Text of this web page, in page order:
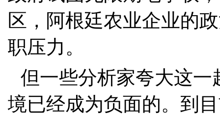
区，阿根廷农业企业的
职压力。
但一些分析家夸大这
境已经成为负面的。到